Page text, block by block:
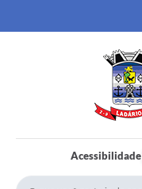
Acessibilidade